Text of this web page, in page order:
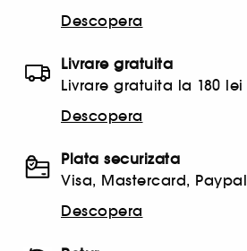
Descopera
Livrare gratuita
Livrare gratuita la 180 lei
Descopera
Plata securizata
Visa, Mastercard, Paypal
Descopera